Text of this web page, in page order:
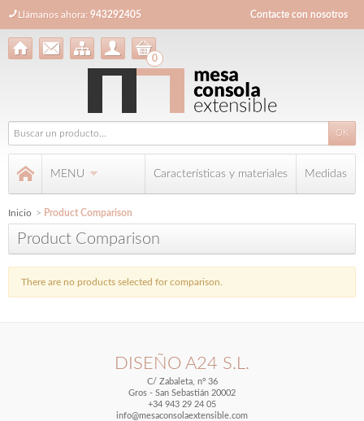
Contacte con nosotros
Llámanos ahora: 943292405
0
MENU Medidas
Características y materiales
Inicio > Product Comparison
Product Comparison
There are no products selected for comparison.
DISEÑO A24 S.L.
C/ Zabaleta, nº 36
Gros - San Sebastián 20002
+34 943 29 24 05
info@mesaconsolaextensible.com